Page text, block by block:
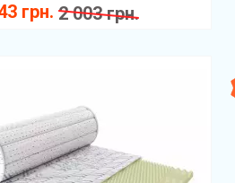
грн. 2 003 грн.